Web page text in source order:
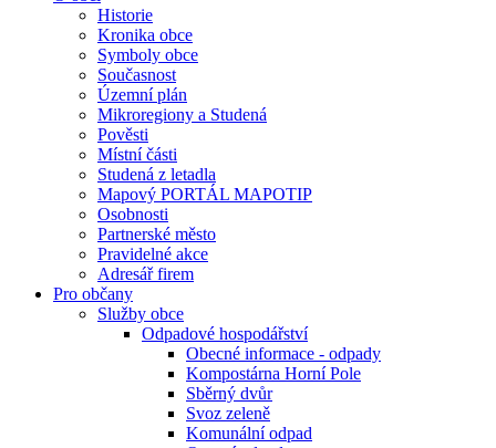
Historie
Kronika obce
Symboly obce
Současnost
Územní plán
Mikroregiony a Studená
Pověsti
Místní části
Studená z letadla
Mapový PORTÁL MAPOTIP
Osobnosti
Partnerské město
Pravidelné akce
Adresář firem
Pro občany
Služby obce
Odpadové hospodářství
Obecné informace - odpady
Kompostárna Horní Pole
Sběrný dvůr
Svoz zeleně
Komunální odpad